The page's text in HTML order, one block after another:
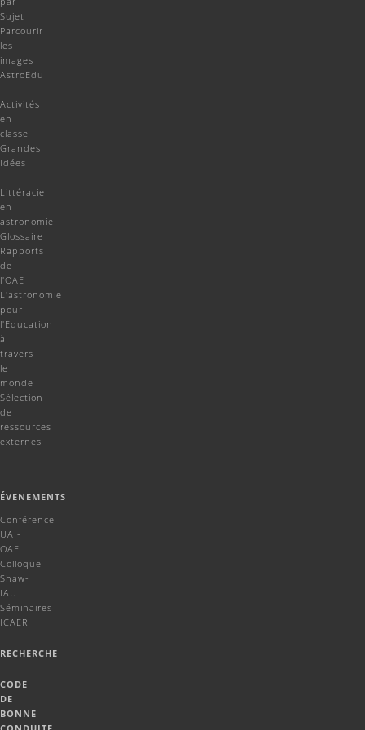
Sujet
Parcourir
les
images
AstroEdu
-
Activités
en
classe
Grandes
Idées
-
Littéracie
en
astronomie
Glossaire
Rapports
de
l'OAE
L'astronomie
pour
l'Education
à
travers
le
monde
Sélection
de
ressources
externes
ÉVENEMENTS
Conférence
UAI-
OAE
Colloque
Shaw-
IAU
Séminaires
ICAER
RECHERCHE
CODE
DE
BONNE